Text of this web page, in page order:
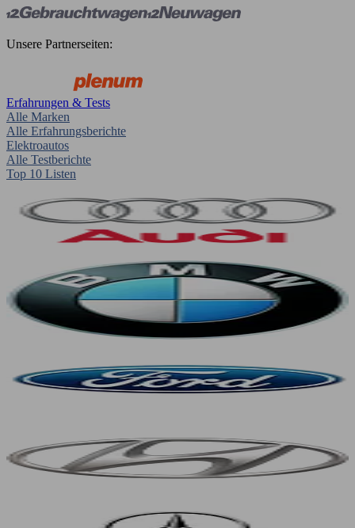
Unsere Partnerseiten:
Erfahrungen & Tests
Alle Marken
Alle Erfahrungsberichte
Elektroautos
Alle Testberichte
Top 10 Listen